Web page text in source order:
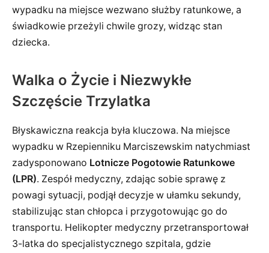
wypadku na miejsce wezwano służby ratunkowe, a
świadkowie przeżyli chwile grozy, widząc stan
dziecka.
Walka o Życie i Niezwykłe
Szczęście Trzylatka
Błyskawiczna reakcja była kluczowa. Na miejsce
wypadku w Rzepienniku Marciszewskim natychmiast
zadysponowano Lotnicze Pogotowie Ratunkowe
(LPR). Zespół medyczny, zdając sobie sprawę z
powagi sytuacji, podjął decyzje w ułamku sekundy,
stabilizując stan chłopca i przygotowując go do
transportu. Helikopter medyczny przetransportował
3-latka do specjalistycznego szpitala, gdzie